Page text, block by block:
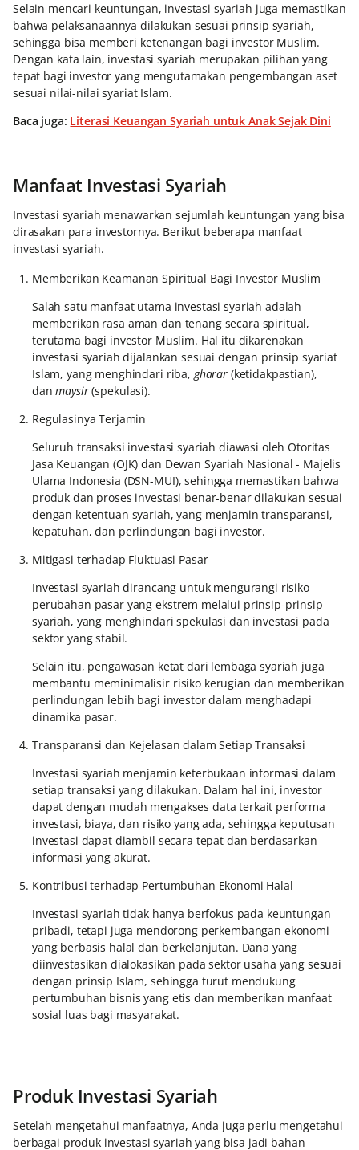
Selain mencari keuntungan, investasi syariah juga memastikan
bahwa pelaksanaannya dilakukan sesuai prinsip syariah,
sehingga bisa memberi ketenangan bagi investor Muslim.
Dengan kata lain, investasi syariah merupakan pilihan yang
tepat bagi investor yang mengutamakan pengembangan aset
sesuai nilai-nilai syariat Islam.
Baca juga: Literasi Keuangan Syariah untuk Anak Sejak Dini
Manfaat Investasi Syariah
Investasi syariah menawarkan sejumlah keuntungan yang bisa
dirasakan para investornya. Berikut beberapa manfaat
investasi syariah.
Memberikan Keamanan Spiritual Bagi Investor Muslim
Salah satu manfaat utama investasi syariah adalah
memberikan rasa aman dan tenang secara spiritual,
terutama bagi investor Muslim. Hal itu dikarenakan
investasi syariah dijalankan sesuai dengan prinsip syariat
Islam, yang menghindari riba, gharar (ketidakpastian),
danmaysir(spekulasi).
Regulasinya Terjamin
Seluruh transaksi investasi syariah diawasi oleh Otoritas
Jasa Keuangan (OJK) dan Dewan Syariah Nasional - Majelis
Ulama Indonesia (DSN-MUI), sehingga memastikan bahwa
produk dan proses investasi benar-benar dilakukan sesuai
dengan ketentuan syariah, yang menjamin transparansi,
kepatuhan, dan perlindungan bagi investor.
Mitigasi terhadap Fluktuasi Pasar
Investasi syariah dirancang untuk mengurangi risiko
perubahan pasar yang ekstrem melalui prinsip-prinsip
syariah, yang menghindari spekulasi dan investasi pada
sektor yang stabil.
Selain itu, pengawasan ketat dari lembaga syariah juga
membantu meminimalisir risiko kerugian dan memberikan
perlindungan lebih bagi investor dalam menghadapi
dinamika pasar.
Transparansi dan Kejelasan dalam Setiap Transaksi
Investasi syariah menjamin keterbukaan informasi dalam
setiap transaksi yang dilakukan. Dalam hal ini, investor
dapat dengan mudah mengakses data terkait performa
investasi, biaya, dan risiko yang ada, sehingga keputusan
investasi dapat diambil secara tepat dan berdasarkan
informasi yang akurat.
Kontribusi terhadap Pertumbuhan Ekonomi Halal
Investasi syariah tidak hanya berfokus pada keuntungan
pribadi, tetapi juga mendorong perkembangan ekonomi
yang berbasis halal dan berkelanjutan. Dana yang
diinvestasikan dialokasikan pada sektor usaha yang sesuai
dengan prinsip Islam, sehingga turut mendukung
pertumbuhan bisnis yang etis dan memberikan manfaat
sosial luas bagi masyarakat.
Produk Investasi Syariah
Setelah mengetahui manfaatnya, Anda juga perlu mengetahui
berbagai produk investasi syariah yang bisa jadi bahan